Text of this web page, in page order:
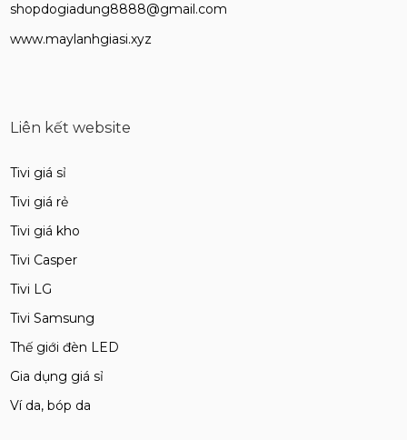
shopdogiadung8888@gmail.com
www.maylanhgiasi.xyz
Liên kết website
Tivi giá sỉ
Tivi giá rẻ
Tivi giá kho
Tivi Casper
Tivi LG
Tivi Samsung
Thế giới đèn LED
Gia dụng giá sỉ
Ví da, bóp da